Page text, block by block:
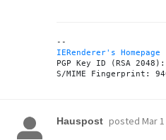
IERenderer's Homepage
PGP Key ID (RSA 2048):
Hauspost posted Mar